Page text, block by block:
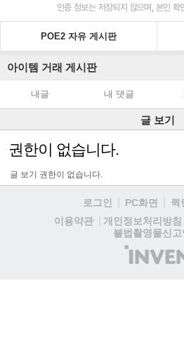
인증 정보는 저장되지 않으며, 본인 확
POE2 자유 게시판
아이템 거래 게시판
내글 내 댓글
글 보기
권한이 없습니다.
글 보기 권한이 없습니다.
로그인 PC화면 퀵
이용약관
개인정보처리방침
불법촬영물신고
(주)
인